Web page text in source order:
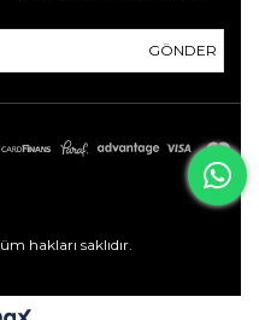
GÖNDER
hakları saklıdır.